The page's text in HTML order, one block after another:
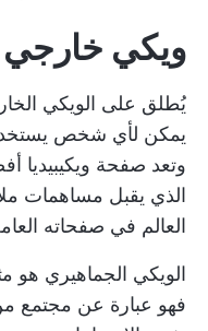
ويكي خارجي
يُطلق على الويكي
يمكن لأي شخص يستخدم
وتعد صفحة ويكيبيديا
الذي يقبل مساهمات
العالم في صفحاته
الويكي الجماهيري هو
فهو عبارة عن مجتمع